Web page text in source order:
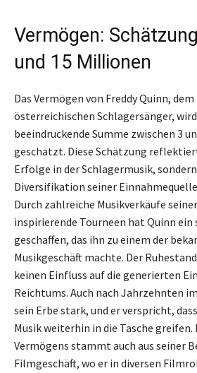
Vermögen:
und 15 Millionen
Das Vermögen von Freddy Quinn,
österreichischen Schlagersänger,
beeindruckende Summe zwischen 3
geschätzt. Diese Schätzung
Erfolge in der Schlagermusik,
Diversifikation seiner
Durch zahlreiche Musikverkäufe
inspirierende Tourneen hat Quinn ein
geschaffen, das ihn zu einem der
Musikgeschäft machte. Der
keinen Einfluss auf die generierten
Reichtums. Auch nach Jahrzehnten
sein Erbe stark, und er verspricht,
Musik weiterhin in die Tasche greifen.
Vermögens stammt auch aus seiner
Filmgeschäft, wo er in diversen